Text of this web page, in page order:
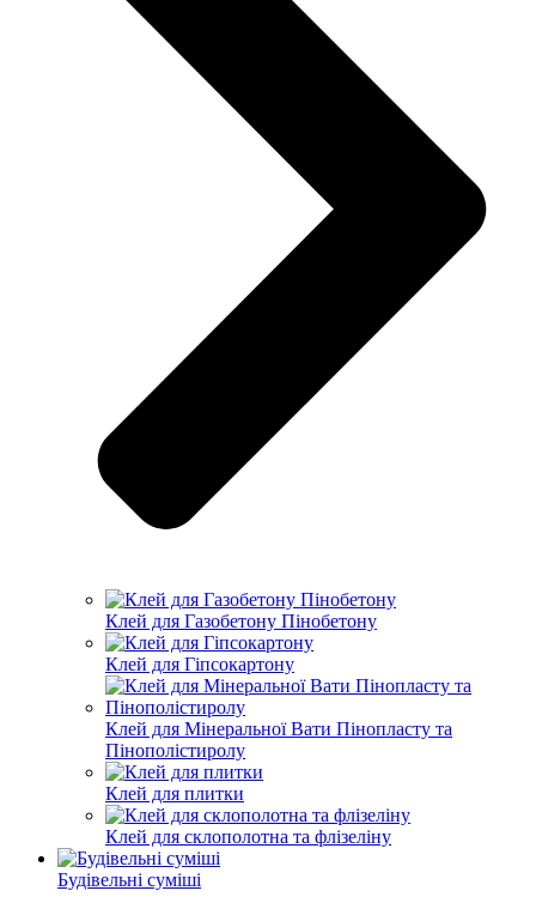
Клей для Газобетону Пінобетону
Клей для Гіпсокартону
Клей для Мінеральної Вати Пінопласту та
Пінополістиролу
Клей для плитки
Клей для склополотна та флізеліну
Будівельні суміші